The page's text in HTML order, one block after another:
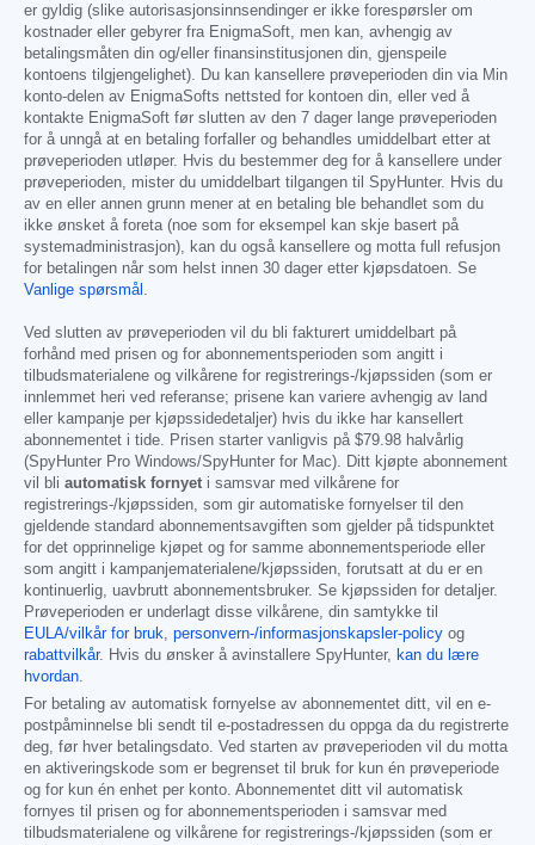
er gyldig (slike autorisasjonsinnsendinger er ikke forespørsler om
kostnader eller gebyrer fra EnigmaSoft, men kan, avhengig av
betalingsmåten din og/eller finansinstitusjonen din, gjenspeile
kontoens tilgjengelighet). Du kan kansellere prøveperioden din via Min
konto-delen av EnigmaSofts nettsted for kontoen din, eller ved å
kontakte EnigmaSoft før slutten av den 7 dager lange prøveperioden
for å unngå at en betaling forfaller og behandles umiddelbart etter at
prøveperioden utløper. Hvis du bestemmer deg for å kansellere under
prøveperioden, mister du umiddelbart tilgangen til SpyHunter. Hvis du
av en eller annen grunn mener at en betaling ble behandlet som du
ikke ønsket å foreta (noe som for eksempel kan skje basert på
systemadministrasjon), kan du også kansellere og motta full refusjon
for betalingen når som helst innen 30 dager etter kjøpsdatoen. Se
Vanlige spørsmål .
Ved slutten av prøveperioden vil du bli fakturert umiddelbart på
forhånd med prisen og for abonnementsperioden som angitt i
tilbudsmaterialene og vilkårene for registrerings-/kjøpssiden (som er
innlemmet heri ved referanse; prisene kan variere avhengig av land
eller kampanje per kjøpssidedetaljer) hvis du ikke har kansellert
abonnementet i tide. Prisen starter vanligvis på $79.98 halvårlig
(SpyHunter Pro Windows/SpyHunter for Mac). Ditt kjøpte abonnement
vil bli automatisk fornyet i samsvar med vilkårene for
registrerings-/kjøpssiden, som gir automatiske fornyelser til den
gjeldende standard abonnementsavgiften som gjelder på tidspunktet
for det opprinnelige kjøpet og for samme abonnementsperiode eller
som angitt i kampanjematerialene/kjøpssiden, forutsatt at du er en
kontinuerlig, uavbrutt abonnementsbruker. Se kjøpssiden for detaljer.
Prøveperioden er underlagt disse vilkårene, din samtykke til
EULA/vilkår for bruk, personvern-/informasjonskapsler-policy og
rabattvilkår. Hvis du ønsker å avinstallere SpyHunter, kan du lære
hvordan.
For betaling av automatisk fornyelse av abonnementet ditt, vil en e-
postpåminnelse bli sendt til e-postadressen du oppga da du registrerte
deg, før hver betalingsdato. Ved starten av prøveperioden vil du motta
en aktiveringskode som er begrenset til bruk for kun én prøveperiode
og for kun én enhet per konto. Abonnementet ditt vil automatisk
fornyes til prisen og for abonnementsperioden i samsvar med
tilbudsmaterialene og vilkårene for registrerings-/kjøpssiden (som er